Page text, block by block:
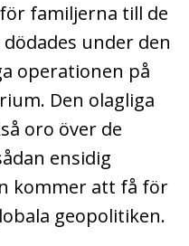
familjerna till de
under den
operationen på
Den olagliga
oro över de
ensidig
kommer att få för
geopolitiken.